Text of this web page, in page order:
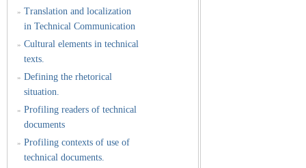
» Translation and localization
in Technical Communication
» Cultural elements in technical
texts.
» Defining the rhetorical
situation.
» Profiling readers of technical
documents
» Profiling contexts of use of
technical documents.